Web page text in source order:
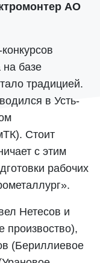
АО
на базе
традицией.
в Усть-
Стоит
с этим
рабочих
Нетесов и
произвоство),
(Бериллиевое